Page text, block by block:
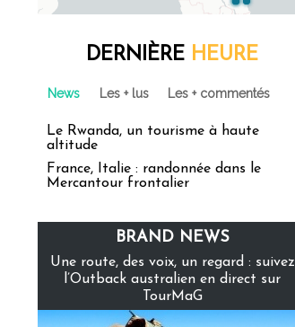
DERNIÈRE HEURE
News Les + lus Les + commentés
Le Rwanda, un tourisme à haute
altitude
France, Italie : randonnée dans le
Mercantour frontalier
BRAND NEWS
Une route, des voix, un regard : suivez
l’Outback australien en direct sur
TourMaG